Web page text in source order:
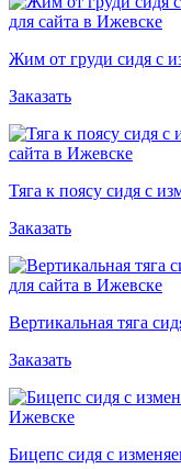
Жим от груди сидя с
Заказать
Тяга к поясу сидя с
Заказать
Вертикальная тяга
Заказать
Бицепс сидя с